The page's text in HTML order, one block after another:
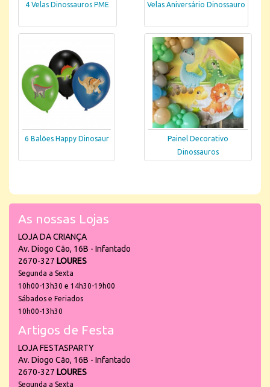
4 Velas Dinossauros PME Velas Aniversário Dinossauro
6 Balões Happy Dinosaur
Painel Decorativo
Dinossauros
As nossas Lojas
LOJA DA CRIANÇA
Av. Diogo Cão, 16B - Infantado
2670-327 LOURES
Segunda a Sexta
10h00-13h30 e 14h30-19h00
Sábados e Feriados
10h00-13h30
Artigos de Festa
LOJA FESTASPARTY
Av. Diogo Cão, 16B - Infantado
2670-327 LOURES
Segunda a Sexta